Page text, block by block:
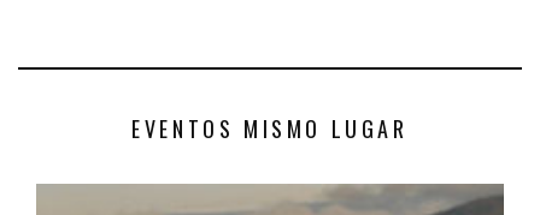
EVENTOS MISMO LUGAR